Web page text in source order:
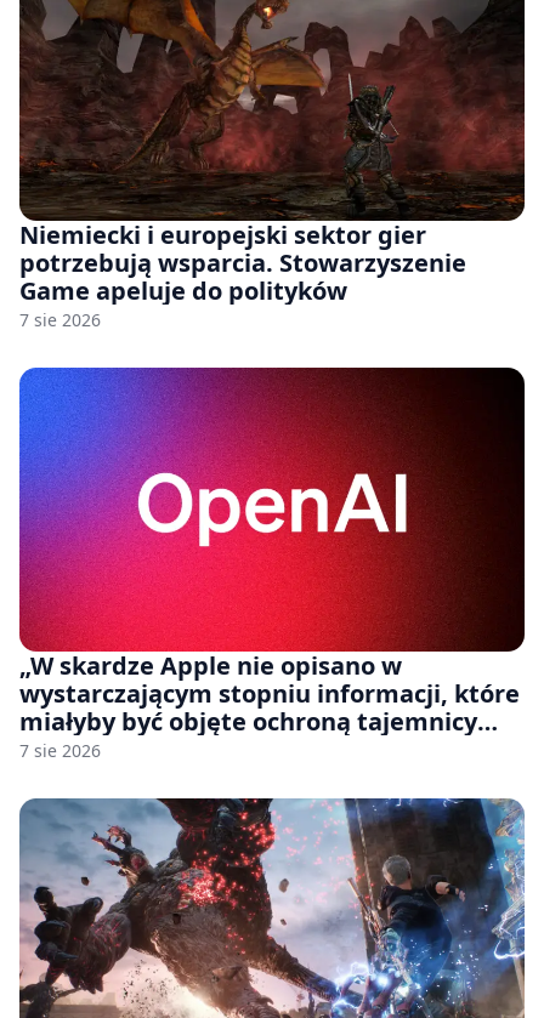
Niemiecki i europejski sektor gier
potrzebują wsparcia. Stowarzyszenie
Game apeluje do polityków
7 sie 2026
„W skardze Apple nie opisano w
wystarczającym stopniu informacji, które
miałyby być objęte ochroną tajemnicy
handlowej”. OpenAI żąda odrzucenia
7 sie 2026